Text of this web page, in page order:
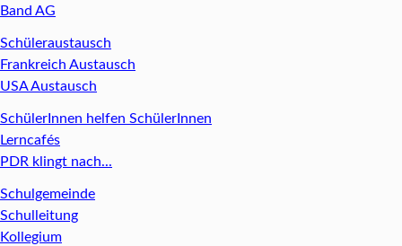
Band AG
Schüleraustausch
Frankreich Austausch
USA Austausch
SchülerInnen helfen SchülerInnen
Lerncafés
PDR klingt nach...
Schulgemeinde
Schulleitung
Kollegium